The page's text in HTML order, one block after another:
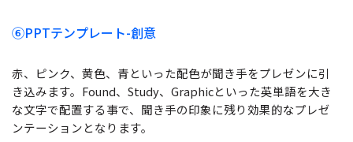
⑥PPTテンプレート-創意
赤、ピンク、黄色、青といった配色が聞き手をプレゼンに引
き込みます。Found、Study、Graphicといった英単語を大き
な文字で配置する事で、聞き手の印象に残り効果的なプレゼ
ンテーションとなります。